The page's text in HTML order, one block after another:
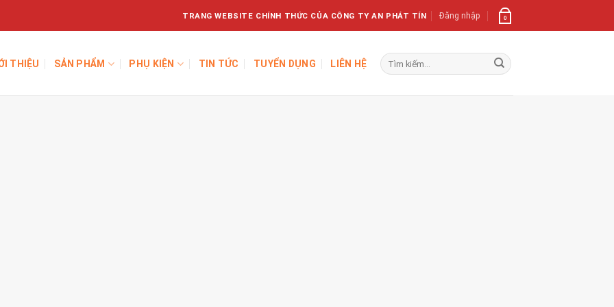
TRANG WEBSITE CHÍNH THỨC CỦA CÔNG TY AN PHÁT TÍN Đăng nhập 0
THIỆU SẢN PHẨM PHỤ KIỆN TIN TỨC TUYỂN DỤNG LIÊN HỆ
Tìm
kiếm: